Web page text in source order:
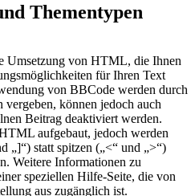
Thementypen
Umsetzung von HTML, die Ihnen
für Ihren Text
von BBCode werden durch
können jedoch auch
Beitrag deaktiviert werden.
aufgebaut, jedoch werden
„]“) statt spitzen („<“ und „>“)
Weitere Informationen zu
speziellen Hilfe-Seite, die von
aus zugänglich ist.